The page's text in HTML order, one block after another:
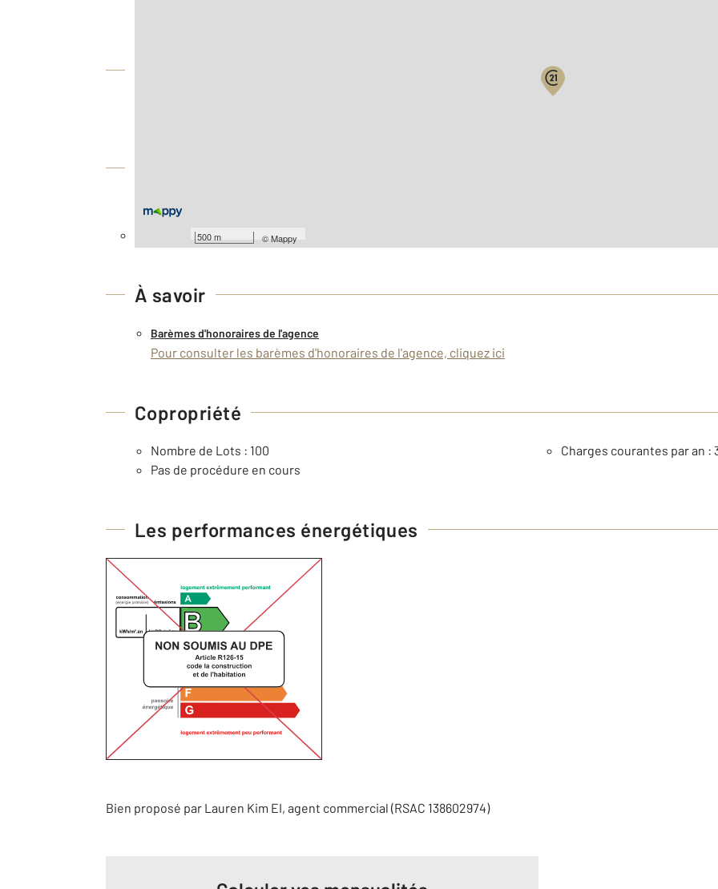
500 m ©Mappy
Général
Façade : 2,60 m
À savoir
Barèmes d'honoraires de l'agence
Pour consulter les barèmes d'honoraires de l'agence, cliquez ici
Copropriété
Nombre de Lots : 100
Charges courantes par an :
Pas de procédure en cours
Les performances énergétiques
Bien proposé par Lauren Kim EI, agent commercial (RSAC 138602974)